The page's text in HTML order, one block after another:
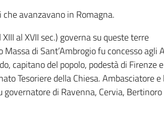
avanzavano in Romagna.
al XVII sec.) governa su queste terre
di Sant’Ambrogio fu concesso agli
capitano del popolo, podestà di Firenze
Tesoriere della Chiesa. Ambasciatore
di Ravenna, Cervia, Bertinoro